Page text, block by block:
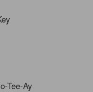
Tee-Ay